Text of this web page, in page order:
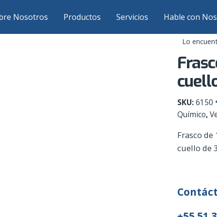
Nosotros Productos Servicios Hable con
Lo
SKU:6150
Químico,
Frasco de
cuello de